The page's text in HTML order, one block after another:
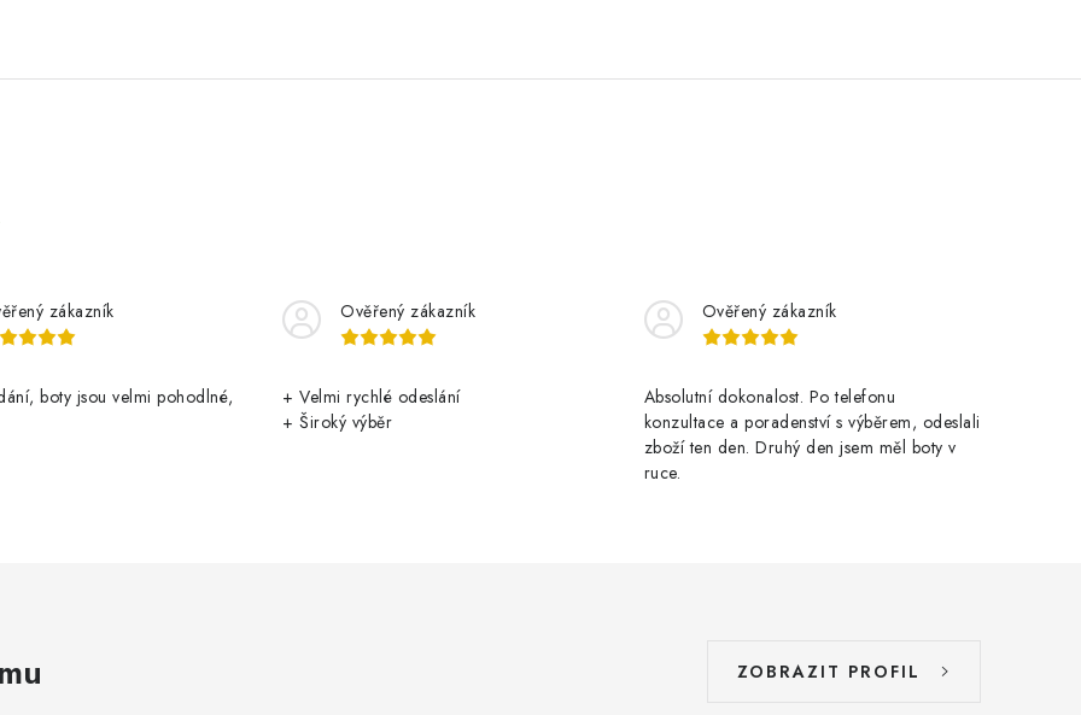
zákazník
boty jsou velmi pohodlné,
Ověřený zákazník
+ Velmi rychlé odeslání
+ Široký výběr
Ověřený zákazník
Absolutní dokonalost. Po telefonu
konzultace a poradenství s výběrem, odeslali
zboží ten den. Druhý den jsem měl boty v
ruce.
ZOBRAZIT PROFIL